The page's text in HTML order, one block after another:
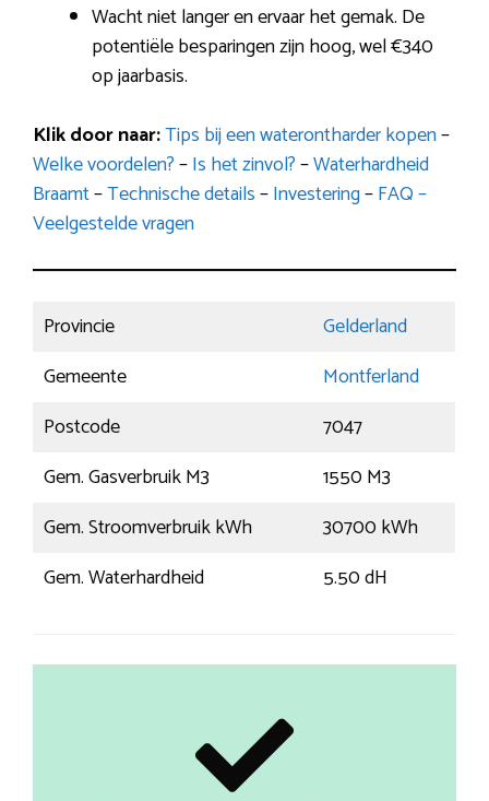
Wacht niet langer en ervaar het gemak. De
potentiële besparingen zijn hoog, wel €340
op jaarbasis.
Klik door naar:Tips bij een waterontharder kopen–
Welke voordelen?–Is het zinvol?–Waterhardheid
Braamt–Technische details–Investering–FAQ –
Veelgestelde vragen
Provincie
Gelderland
Gemeente
Montferland
Postcode
7047
Gem. Gasverbruik M3
1550 M3
Gem. Stroomverbruik kWh
30700 kWh
Gem. Waterhardheid
5.50 dH